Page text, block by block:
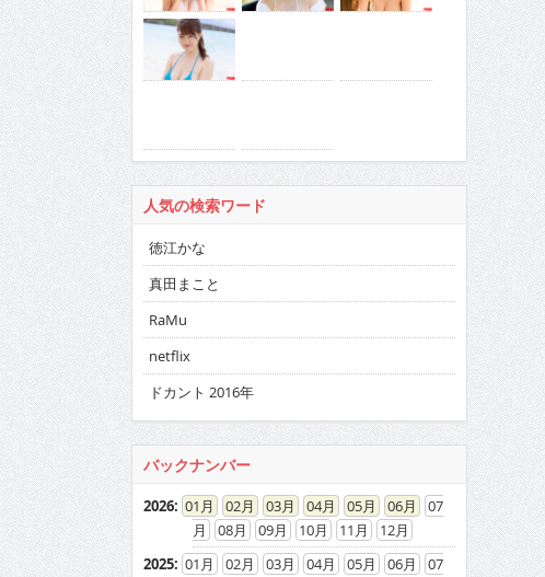
人気の検索ワード
徳江かな
真田まこと
RaMu
netflix
ドカント 2016年
バックナンバー
2026: 01 02 03 04 05 06
07
08
09 10 11
12
2025: 01 02 03 04 05 06
07